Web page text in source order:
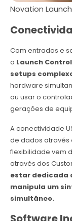
Novation
Com entradas e
o Launch Control
setups
hardware
ou usar o
gerações de
A conectividade
de dados através
flexibilidade vem
através dos
estar dedicada
manipula um
simultâneo.